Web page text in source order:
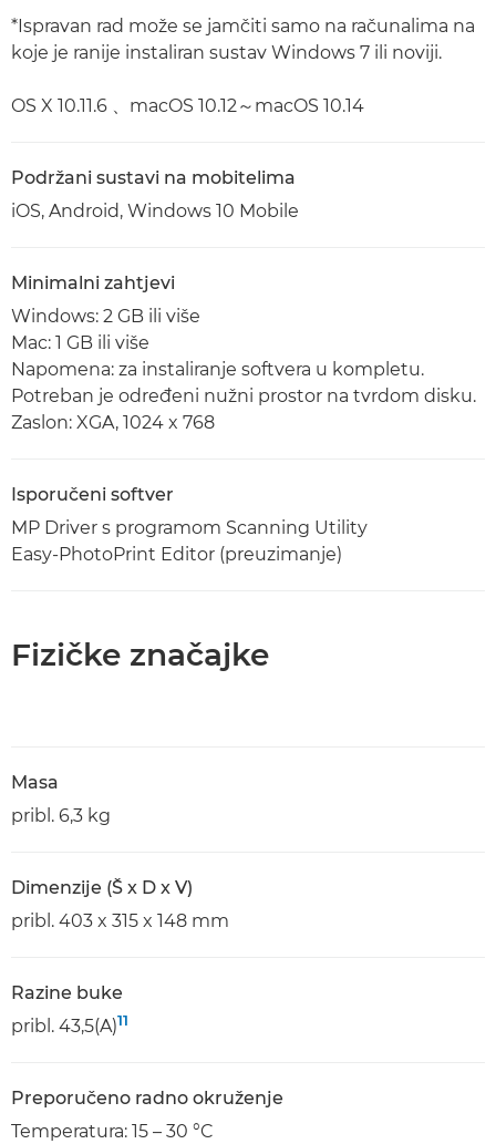
*Ispravan rad može se jamčiti samo na računalima na
koje je ranije instaliran sustav Windows 7 ili noviji.
OS X 10.11.6 、macOS 10.12～macOS 10.14
Podržani sustavi na mobitelima
iOS, Android, Windows 10 Mobile
Minimalni zahtjevi
Windows: 2 GB ili više
Mac: 1 GB ili više
Napomena: za instaliranje softvera u kompletu.
Potreban je određeni nužni prostor na tvrdom disku.
Zaslon: XGA, 1024 x 768
Isporučeni softver
MP Driver s programom Scanning Utility
Easy-PhotoPrint Editor (preuzimanje)
Fizičke značajke
Masa
pribl. 6,3 kg
Dimenzije (Š x D x V)
pribl. 403 x 315 x 148 mm
Razine buke
pribl. 43,5(A)11
Preporučeno radno okruženje
Temperatura: 15 – 30 °C